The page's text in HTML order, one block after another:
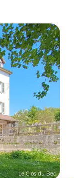
Le Clos du Bec